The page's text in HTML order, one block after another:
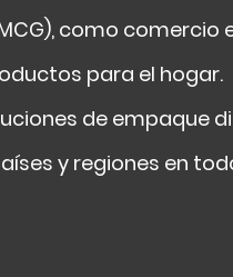
como comercio
para el hogar.
de empaque
y regiones en